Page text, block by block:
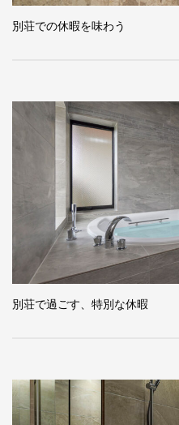
別荘での休暇を味わう
別荘で過ごす、特別な休暇